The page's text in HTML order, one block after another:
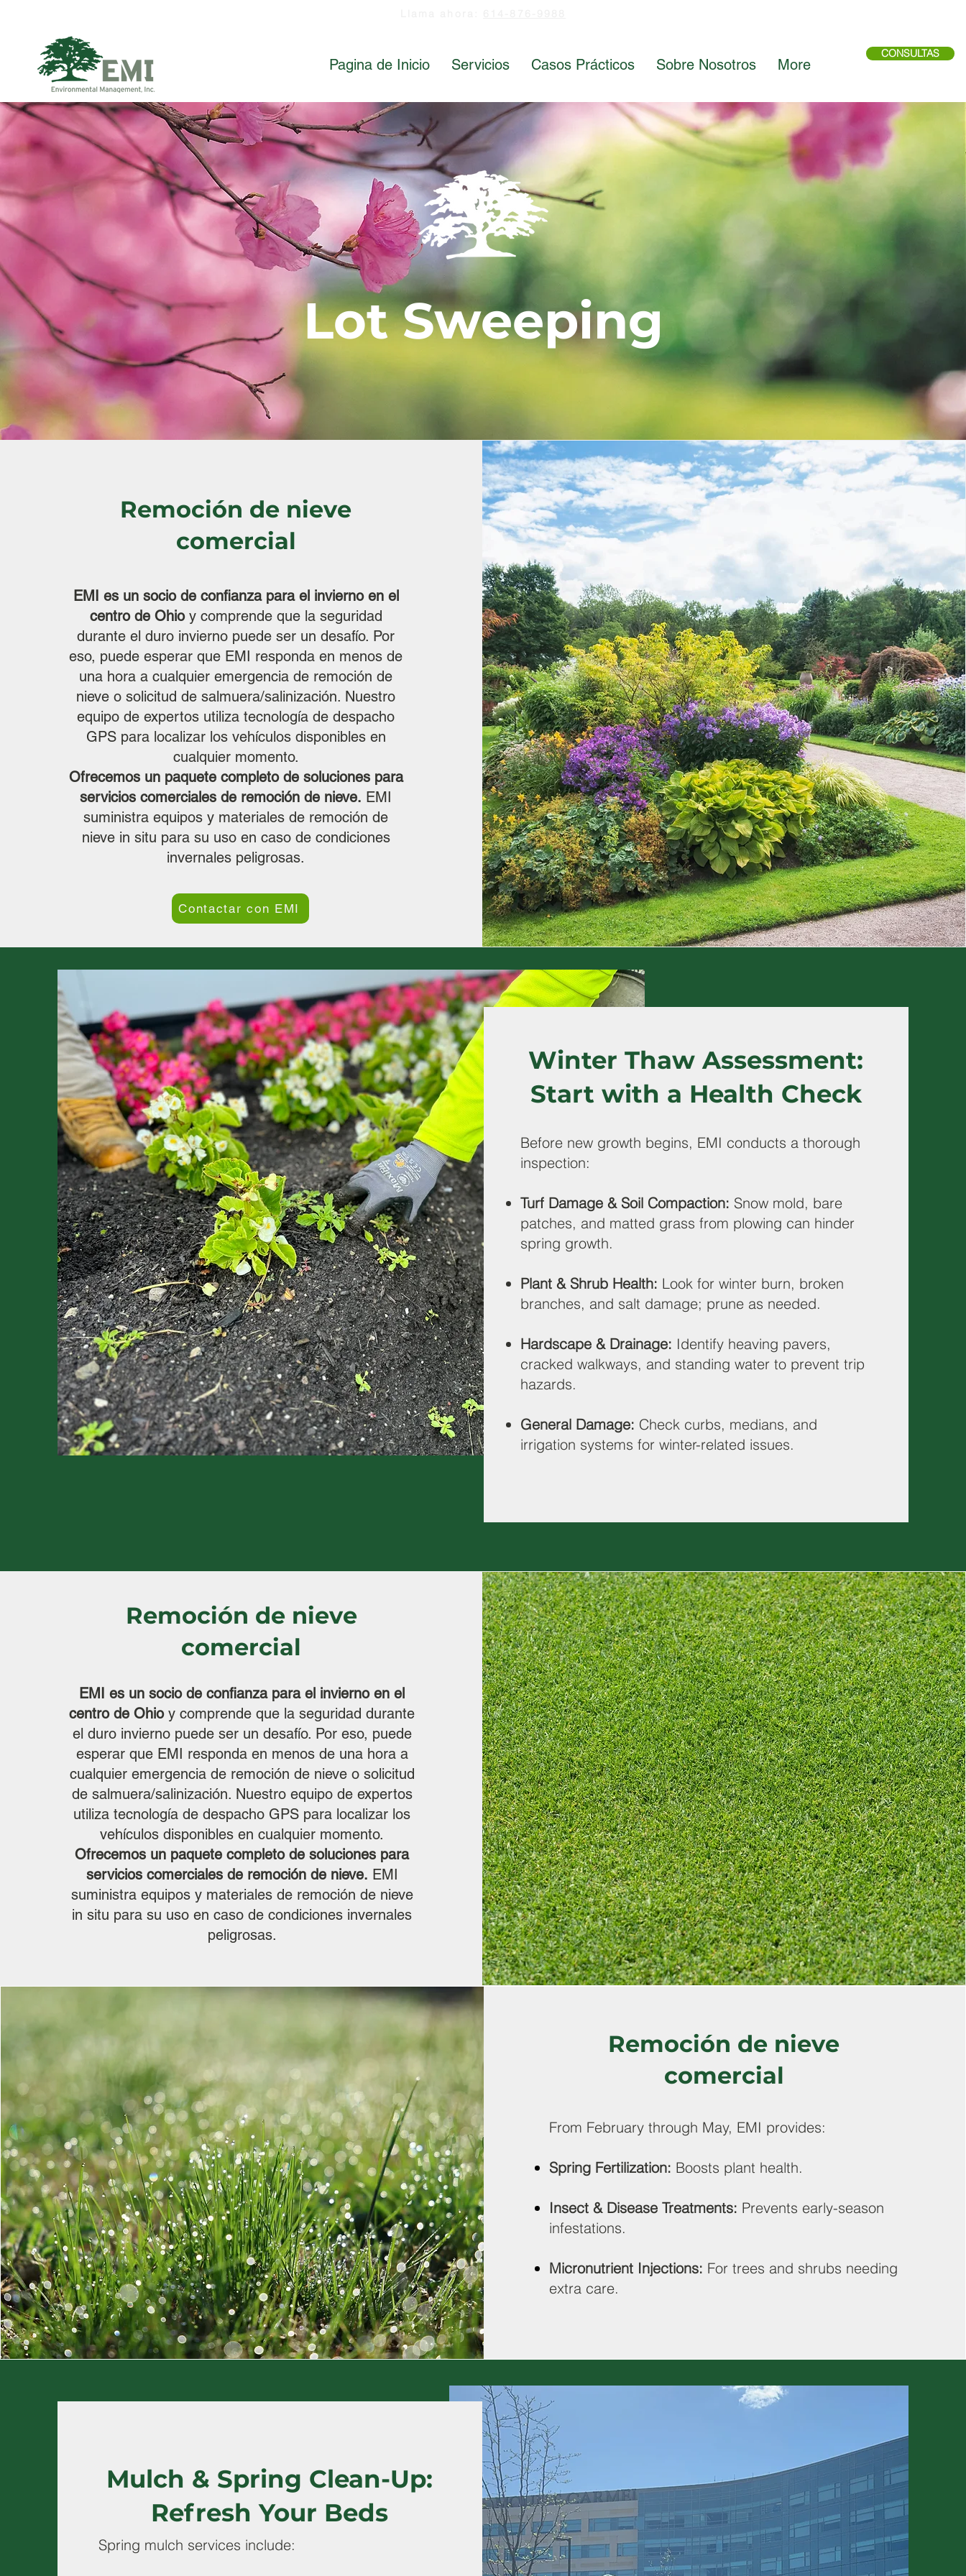
Pagina de Inicio Servicios Casos Prácticos Sobre Nosotros More
CONSULTAS
Lot Sweeping
Remoción de nieve
comercial
EMI es un socio de confianza para el invierno en el
centro de Ohioy comprende que la seguridad
durante el duro invierno puede ser un desafío. Por
eso, puede esperar que EMI responda en menos de
una hora a cualquier emergencia de remoción de
nieve o solicitud de salmuera/salinización. Nuestro
equipo de expertos utiliza tecnología de despacho
GPS para localizar los vehículos disponibles en
cualquier momento.
Ofrecemos un paquete completo de soluciones para
servicios comerciales de remoción de nieve. EMI
suministra equipos y materiales de remoción de
nieve in situ para su uso en caso de condiciones
invernales peligrosas.
Contactar con EMI
Winter Thaw Assessment:
Start with a Health Check
Before new growth begins, EMI conducts a thorough
inspection:
Turf Damage & Soil Compaction: Snow mold, bare
patches, and matted grass from plowing can hinder
spring growth.
Plant & Shrub Health: Look for winter burn, broken
branches, and salt damage; prune as needed.
Hardscape & Drainage: Identify heaving pavers,
cracked walkways, and standing water to prevent trip
hazards.
General Damage: Check curbs, medians, and
irrigation systems for winter-related issues.
Remoción de nieve
comercial
EMI es un socio de confianza para el invierno en el
centro de Ohioy comprende que la seguridad durante
el duro invierno puede ser un desafío. Por eso, puede
esperar que EMI responda en menos de una hora a
cualquier emergencia de remoción de nieve o solicitud
de salmuera/salinización. Nuestro equipo de expertos
utiliza tecnología de despacho GPS para localizar los
vehículos disponibles en cualquier momento.
Ofrecemos un paquete completo de soluciones para
servicios comerciales de remoción de nieve. EMI
suministra equipos y materiales de remoción de nieve
in situ para su uso en caso de condiciones invernales
peligrosas.
Remoción de nieve
comercial
From February through May, EMI provides:
Spring Fertilization: Boosts plant health.
Insect & Disease Treatments: Prevents early-season
infestations.
Micronutrient Injections: For trees and shrubs needing
extra care.
Mulch & Spring Clean-Up:
Refresh Your Beds
Spring mulch services include: